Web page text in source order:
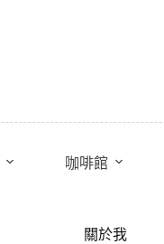
咖啡館
關於我